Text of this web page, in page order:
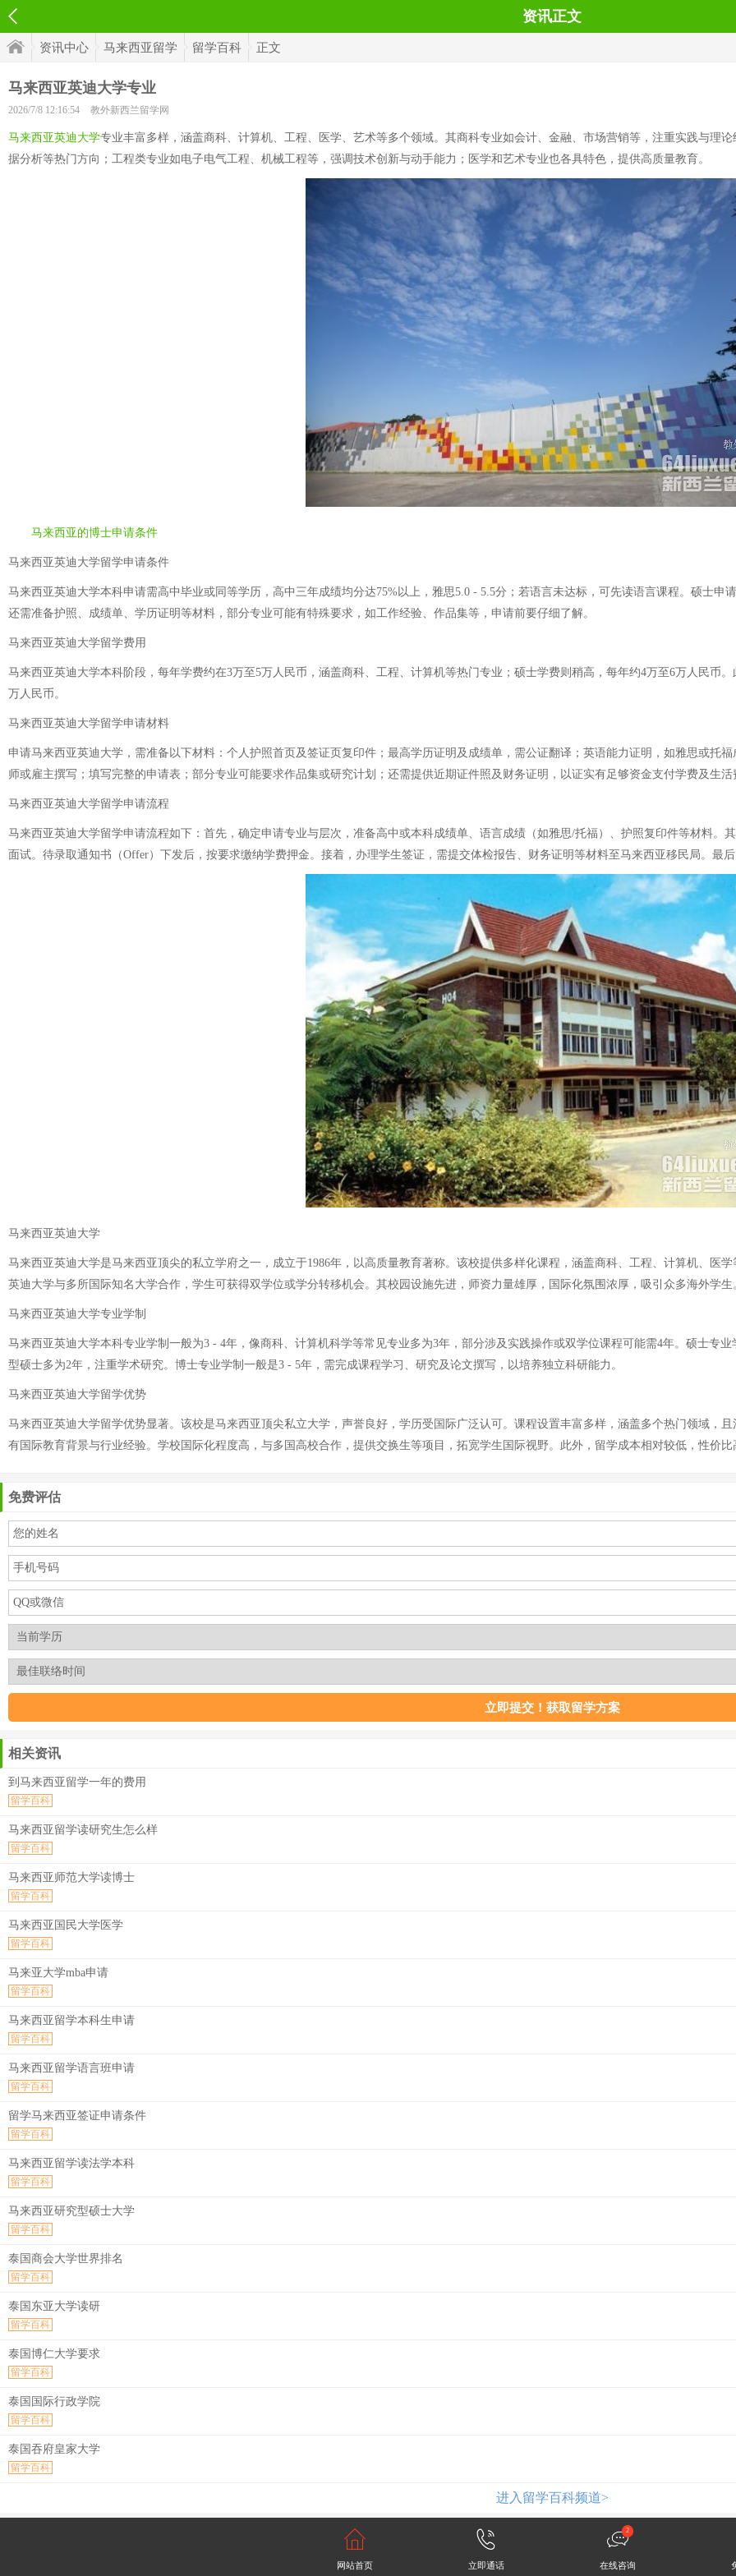
资讯正文
资讯中心 马来西亚留学 留学百科 正文
马来西亚英迪大学专业
2026/7/8 12:16:54 教外新西兰留学网
马来西亚英迪大学专业丰富多样，涵盖商科、计算机、工程、医学、艺术等多个领域。其商科专业如会计、金融、市场营销等，注重实践与理
据分析等热门方向；工程类专业如电子电气工程、机械工程等，强调技术创新与动手能力；医学和艺术专业也各具特色，提供高质量教育。
马来西亚的博士申请条件
马来西亚英迪大学留学申请条件
马来西亚英迪大学本科申请需高中毕业或同等学历，高中三年成绩均分达75%以上，雅思5.0 - 5.5分；若语言未达标，可先读语言课程。硕士申
还需准备护照、成绩单、学历证明等材料，部分专业可能有特殊要求，如工作经验、作品集等，申请前要仔细了解。
马来西亚英迪大学留学费用
马来西亚英迪大学本科阶段，每年学费约在3万至5万人民币，涵盖商科、工程、计算机等热门专业；硕士学费则稍高，每年约4万至6万人民币
万人民币。
马来西亚英迪大学留学申请材料
申请马来西亚英迪大学，需准备以下材料：个人护照首页及签证页复印件；最高学历证明及成绩单，需公证翻译；英语能力证明，如雅思或托
师或雇主撰写；填写完整的申请表；部分专业可能要求作品集或研究计划；还需提供近期证件照及财务证明，以证实有足够资金支付学费及生活
马来西亚英迪大学留学申请流程
马来西亚英迪大学留学申请流程如下：首先，确定申请专业与层次，准备高中或本科成绩单、语言成绩（如雅思/托福）、护照复印件等材料。
面试。待录取通知书（Offer）下发后，按要求缴纳学费押金。接着，办理学生签证，需提交体检报告、财务证明等材料至马来西亚移民局。最
马来西亚英迪大学
马来西亚英迪大学是马来西亚顶尖的私立学府之一，成立于1986年，以高质量教育著称。该校提供多样化课程，涵盖商科、工程、计算机、医
英迪大学与多所国际知名大学合作，学生可获得双学位或学分转移机会。其校园设施先进，师资力量雄厚，国际化氛围浓厚，吸引众多海外学
马来西亚英迪大学专业学制
马来西亚英迪大学本科专业学制一般为3 - 4年，像商科、计算机科学等常见专业多为3年，部分涉及实践操作或双学位课程可能需4年。硕士专
型硕士多为2年，注重学术研究。博士专业学制一般是3 - 5年，需完成课程学习、研究及论文撰写，以培养独立科研能力。
马来西亚英迪大学留学优势
马来西亚英迪大学留学优势显著。该校是马来西亚顶尖私立大学，声誉良好，学历受国际广泛认可。课程设置丰富多样，涵盖多个热门领域，
有国际教育背景与行业经验。学校国际化程度高，与多国高校合作，提供交换生等项目，拓宽学生国际视野。此外，留学成本相对较低，性价比
免费评估
相关资讯
到马来西亚留学一年的费用
留学百科
马来西亚留学读研究生怎么样
留学百科
马来西亚师范大学读博士
留学百科
马来西亚国民大学医学
留学百科
马来亚大学mba申请
留学百科
马来西亚留学本科生申请
留学百科
马来西亚留学语言班申请
留学百科
留学马来西亚签证申请条件
留学百科
马来西亚留学读法学本科
留学百科
马来西亚研究型硕士大学
留学百科
泰国商会大学世界排名
留学百科
泰国东亚大学读研
留学百科
泰国博仁大学要求
留学百科
泰国国际行政学院
留学百科
泰国吞府皇家大学
留学百科
进入留学百科频道>
网站首页 立即通话
2
在线咨询